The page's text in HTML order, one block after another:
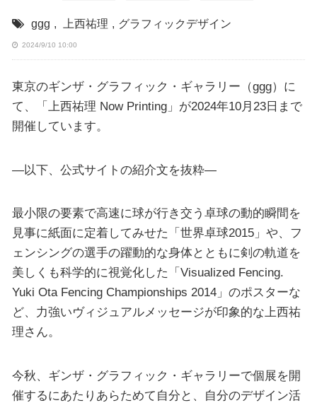
ggg , 上西祐理 , グラフィックデザイン
2024/9/10 10:00
東京のギンザ・グラフィック・ギャラリー（ggg）に
て、「上西祐理 Now Printing」が2024年10月23日まで
開催しています。
—以下、公式サイトの紹介文を抜粋—
最小限の要素で高速に球が行き交う卓球の動的瞬間を
見事に紙面に定着してみせた「世界卓球2015」や、フ
ェンシングの選手の躍動的な身体とともに剣の軌道を
美しくも科学的に視覚化した「Visualized Fencing.
Yuki Ota Fencing Championships 2014」のポスターな
ど、力強いヴィジュアルメッセージが印象的な上西祐
理さん。
今秋、ギンザ・グラフィック・ギャラリーで個展を開
催するにあたりあらためて自分と、自分のデザイン活